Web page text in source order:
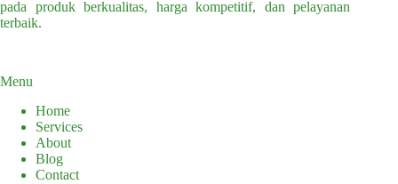
pada produk berkualitas, harga kompetitif, dan pelayanan
terbaik.
Menu
Home
Services
About
Blog
Contact